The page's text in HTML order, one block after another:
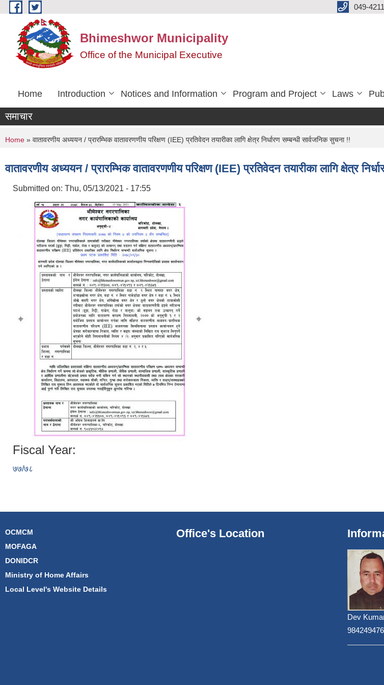
Skip to main content 049-
Bhimeshwor Municipality
Office of the Municipal Executive
Home Introduction Notices and Information Program and Project Laws
समाचार
You are here
Home » वातावरणीय अध्ययन / प्रारम्भिक वातावरणणीय परिक्षण (IEE) प्रतिवेदन तयारीका लागि क्षेत्र निर्धारण सम्बन्धी सार्वजनिक सुचना !!
वातावरणीय अध्ययन / प्रारम्भिक वातावरणणीय परिक्षण (IEE) प्रतिवेदन तयारीका लागि क्षेत्र
Submitted on: Thu, 05/13/2021 - 17:55
Fiscal Year:
७७/७८
OCMCM
MOFAGA
DONIDCR
Ministry of Home Affairs
Local Level's Website Details
Office's Location
Dev